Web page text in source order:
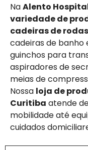
NaAlento
variedade de
cadeiras de
cadeiras de banho
guinchos para
aspiradores de
meias de
Nossa loja de
Curitiba atende
mobilidade até
cuidados